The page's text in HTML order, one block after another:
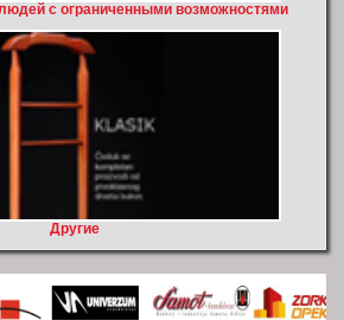
с ограниченными возможностями
Другие